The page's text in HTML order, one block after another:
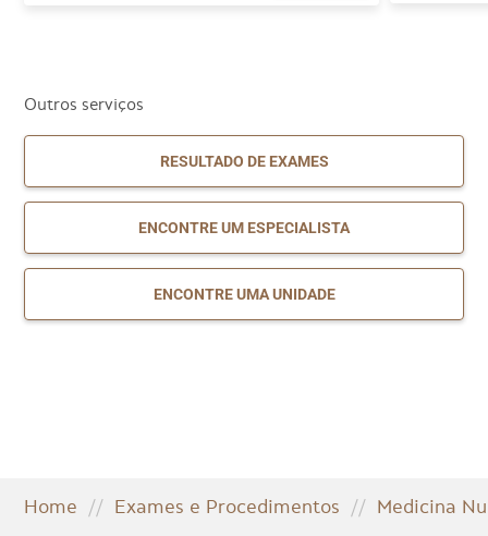
Outros serviços
RESULTADO DE EXAMES
ENCONTRE UM ESPECIALISTA
ENCONTRE UMA UNIDADE
Home // Exames e Procedimentos // Medicina